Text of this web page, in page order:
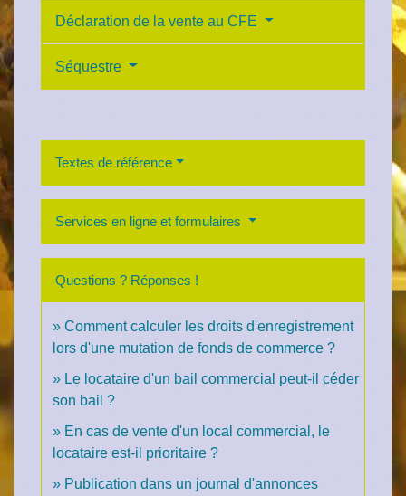
Déclaration de la vente au CFE
Séquestre
Textes de référence
Services en ligne et formulaires
Questions ? Réponses !
Comment calculer les droits d'enregistrement
lors d'une mutation de fonds de commerce ?
Le locataire d'un bail commercial peut-il céder
son bail ?
En cas de vente d'un local commercial, le
locataire est-il prioritaire ?
Publication dans un journal d'annonces